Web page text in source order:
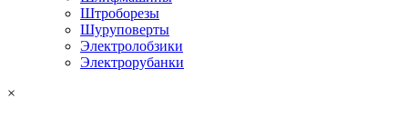
Штроборезы
Шуруповерты
Электролобзики
Электрорубанки
×